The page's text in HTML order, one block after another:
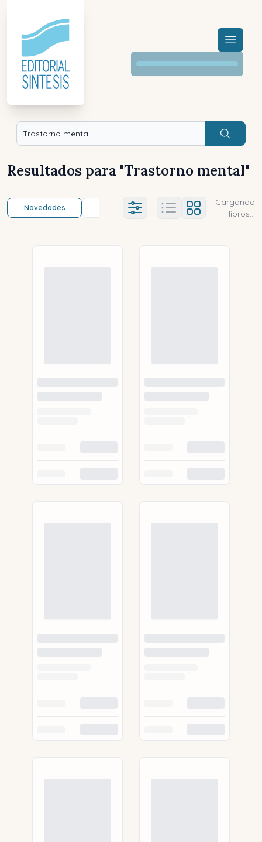
Menú
Buscar
Resultados para "Trastorno mental"
Novedades Título (a-z) Título (z-a)
Ajustes abierto
Cargando
libros...